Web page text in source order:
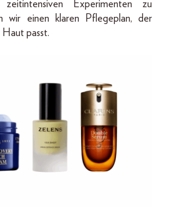
Experimenten zu
wir einen klaren Pflegeplan, der
passt.